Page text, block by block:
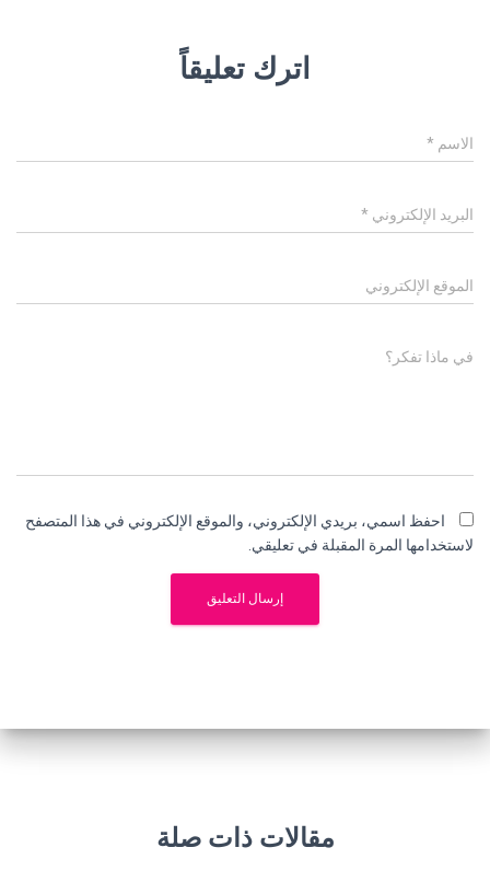
اترك تعليقاً
الاسم *
البريد الإلكتروني *
الموقع الإلكتروني
في ماذا تفكر؟
احفظ اسمي، بريدي الإلكتروني، والموقع الإلكتروني في هذا المتصفح
لاستخدامها المرة المقبلة في تعليقي.
مقالات ذات صلة